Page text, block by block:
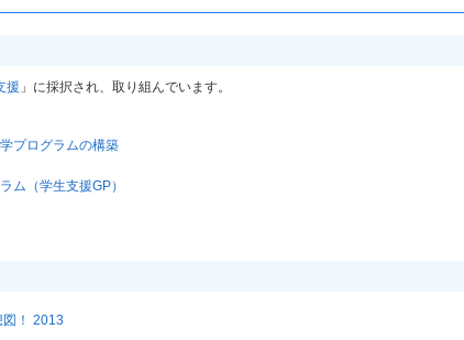
援 」に採択され、取り組んでいます。
プログラムの構築
ム（学生支援GP）
！ 2013